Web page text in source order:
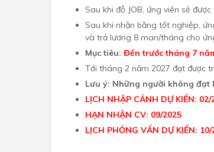
Sau khi đỗ JOB, ứng viên sẽ
Sau khi nhận bằng tốt nghiệp,
và trả lương 8 man/tháng cho
Mục tiêu: Đến trước tháng 7
Tới tháng 2 năm 2027 đạt được
Lưu ý: Những người không đạt
LỊCH NHẬP CẢNH DỰ KIẾN: 02/
HẠN NHẬN CV: 09/2025
LỊCH PHỎNG VẤN DỰ KIẾN: 10/